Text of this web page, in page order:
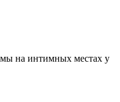
на интимных местах у